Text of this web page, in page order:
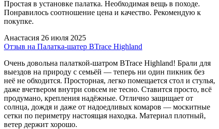
Простая в установке палатка. Необходимая вещь в походе.
Понравилось соотношение цена и качество. Рекомендую к
покупке.
Анастасия 26 июля 2025
Отзыв на Палатка-шатер BTrace Highland
Очень довольна палаткой-шатром BTrace Highland! Брали для
выездов на природу с семьёй — теперь ни один пикник без
неё не обходится. Просторная, легко помещается стол и стулья,
даже вчетвером внутри совсем не тесно. Ставится просто, всё
продумано, крепления надёжные. Отлично защищает от
солнца, дождя и даже от надоедливых комаров — москитные
сетки по периметру настоящая находка. Материал плотный,
ветер держит хорошо.